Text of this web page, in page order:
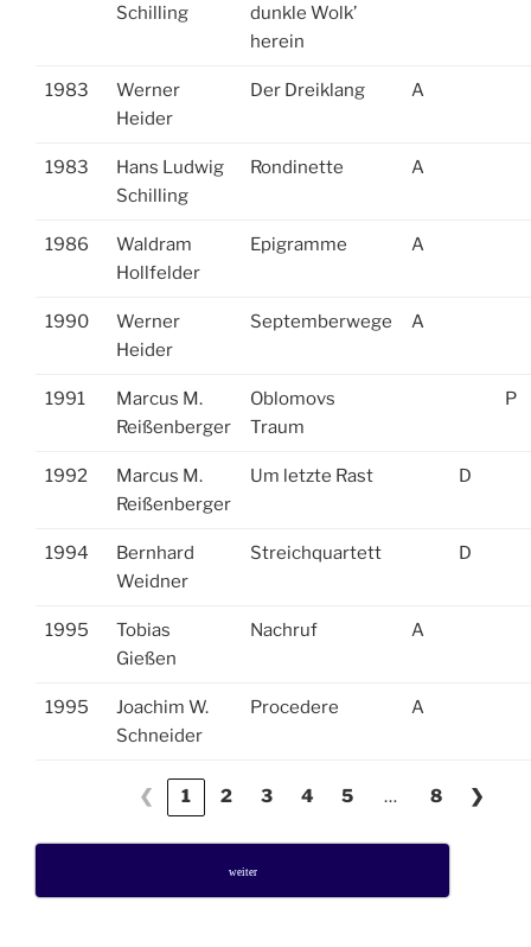
Schilling
dunkle Wolk’
herein
1983
Werner
Heider
Der Dreiklang A
1983
Hans Ludwig
Schilling
Rondinette A
1986
Waldram
Hollfelder
Epigramme A
1990
Werner
Heider
Septemberwege A
1991
Marcus M.
Reißenberger
Oblomovs
Traum
P
1992
Marcus M.
Reißenberger
Um letzte Rast D
1994
Bernhard
Weidner
Streichquartett D
1995
Tobias
Gießen
Nachruf A
1995
Joachim W.
Schneider
Procedere A
❮ 1 2 3 4 5 … 8 ❯
weiter